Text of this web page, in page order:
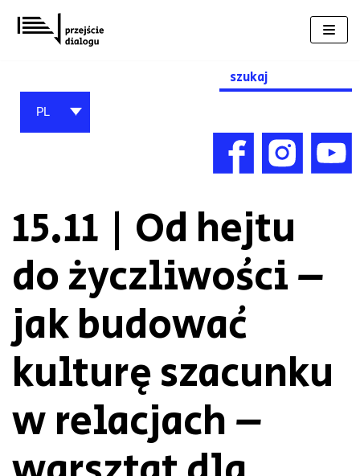
Przejdź
do
Search
for:
PL
15.11 | Od hejtu
do życzliwości –
jak budować
kulturę szacunku
w relacjach –